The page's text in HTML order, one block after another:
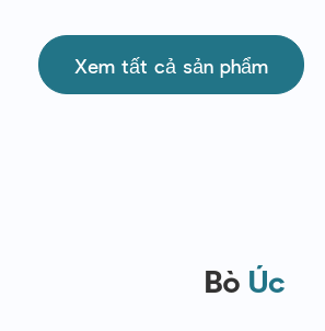
Xem tất cả sản phẩm
Bò Úc